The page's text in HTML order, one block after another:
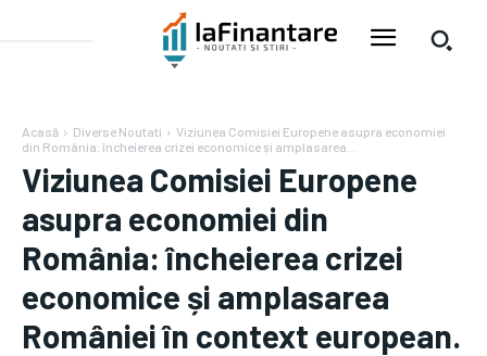
Acasă Diverse Noutati
Viziunea Comisiei Europene asupra economiei
din România: încheierea crizei economice și amplasarea...
Viziunea Comisiei Europene
asupra economiei din
România: încheierea crizei
economice și amplasarea
României în context european.